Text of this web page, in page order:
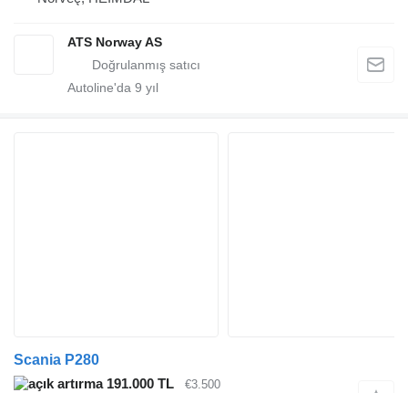
ATS Norway AS
Autoline'da 9 yıl
Scania P280
191.000 TL
€3.500